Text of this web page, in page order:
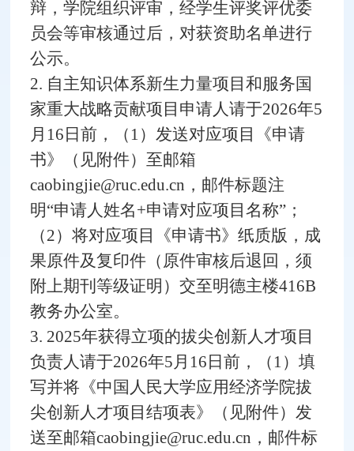
辩，学院组织评审，经学生评奖评优委
员会等审核通过后，对获资助名单进行
公示。
2. 自主知识体系新生力量项目和服务国
家重大战略贡献项目申请人请于2026年5
月16日前，（1）发送对应项目《申请
书》（见附件）至邮箱
caobingjie@ruc.edu.cn，邮件标题注
明“申请人姓名+申请对应项目名称”；
（2）将对应项目《申请书》纸质版，成
果原件及复印件（原件审核后退回，须
附上期刊等级证明）交至明德主楼416B
教务办公室。
3. 2025年获得立项的拔尖创新人才项目
负责人请于2026年5月16日前，（1）填
写并将《中国人民大学应用经济学院拔
尖创新人才项目结项表》（见附件）发
送至邮箱caobingjie@ruc.edu.cn ，邮件标